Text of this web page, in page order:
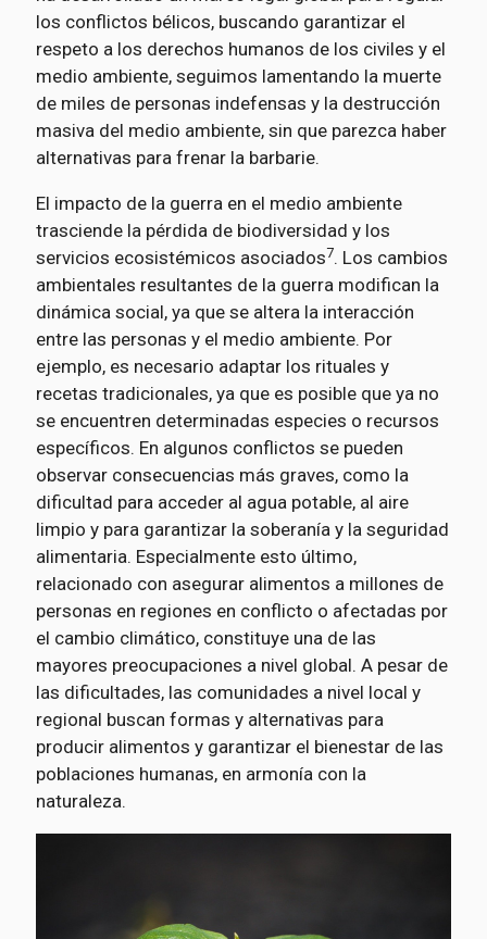
los conflictos bélicos, buscando garantizar el
respeto a los derechos humanos de los civiles y el
medio ambiente, seguimos lamentando la muerte
de miles de personas indefensas y la destrucción
masiva del medio ambiente, sin que parezca haber
alternativas para frenar la barbarie.
El impacto de la guerra en el medio ambiente
trasciende la pérdida de biodiversidad y los
servicios ecosistémicos asociados7. Los cambios
ambientales resultantes de la guerra modifican la
dinámica social, ya que se altera la interacción
entre las personas y el medio ambiente. Por
ejemplo, es necesario adaptar los rituales y
recetas tradicionales, ya que es posible que ya no
se encuentren determinadas especies o recursos
específicos. En algunos conflictos se pueden
observar consecuencias más graves, como la
dificultad para acceder al agua potable, al aire
limpio y para garantizar la soberanía y la seguridad
alimentaria. Especialmente esto último,
relacionado con asegurar alimentos a millones de
personas en regiones en conflicto o afectadas por
el cambio climático, constituye una de las
mayores preocupaciones a nivel global. A pesar de
las dificultades, las comunidades a nivel local y
regional buscan formas y alternativas para
producir alimentos y garantizar el bienestar de las
poblaciones humanas, en armonía con la
naturaleza.